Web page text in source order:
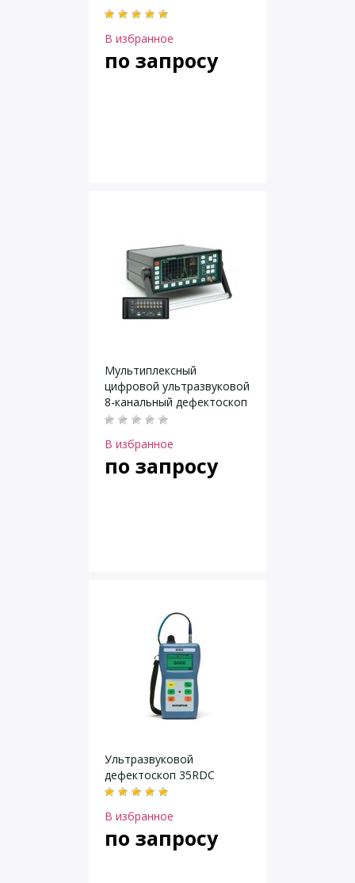
В избранное
по запросу
Мультиплексный
цифровой ультразвуковой
8-канальный дефектоскоп
ECHOGRAPH 1094
В избранное
по запросу
Ультразвуковой
дефектоскоп 35RDC
В избранное
по запросу